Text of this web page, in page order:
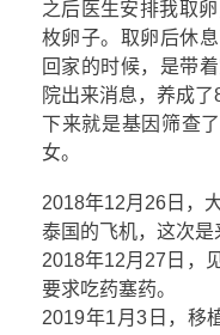
之后医生安排我取
枚卵子。取卵后休
回家的时候，是带
院出来消息，养成
下来就是基因筛查
女。
2018年12月26日，
泰国的飞机，这次是
2018年12月27日，
要求吃药塞药。
2019年1月3日，移